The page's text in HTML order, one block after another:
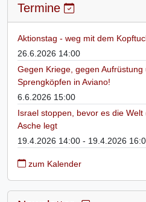
Termine
Aktionstag - weg mit dem
26.6.2026 14:00
Gegen Kriege, gegen
Sprengköpfen in Aviano!
6.6.2026 15:00
Israel stoppen, bevor es die
Asche legt
19.4.2026 14:00 - 19.4.2026
zum Kalender